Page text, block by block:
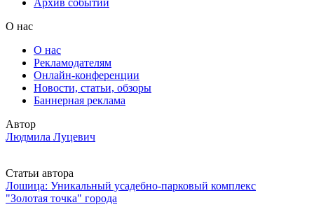
О нас
О нас
Рекламодателям
Онлайн-конференции
Новости, статьи, обзоры
Баннерная реклама
Автор
Людмила Луцевич
Статьи автора
Лошица: Уникальный усадебно-парковый комплекс
"Золотая точка" города